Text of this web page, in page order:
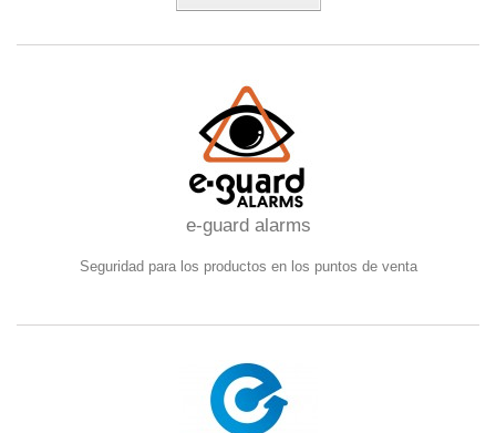
e-guard alarms
Seguridad para los productos en los puntos de venta